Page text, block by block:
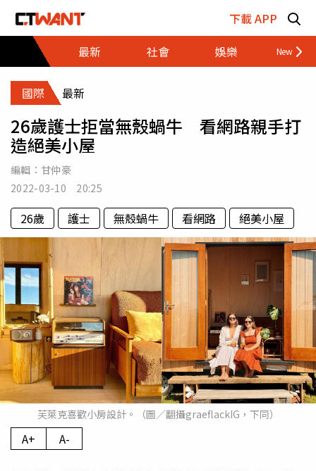
下載 APP
最新
社會 娛樂 財經
國際 最新
26歲護士拒當無殼蝸牛 看網路親手打
造絕美小屋
編輯： 甘仲豪
2022-03-10 20:25
26歲 護士 無殼蝸牛 看網路 絕美小屋
芙萊克喜歡小房設計。（圖／翻攝graeflackIG，下同）
A+ A-